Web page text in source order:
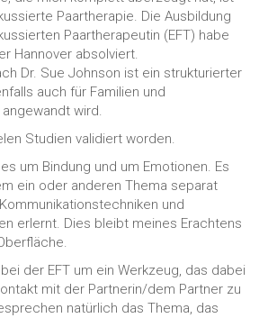
Paartherapie. Die Ausbildung
Paartherapeutin (EFT) habe
Hannover absolviert.
Dr. Sue Johnson ist ein strukturierter
auch für Familien und
wird.
Studien validiert worden.
um Bindung und um Emotionen. Es
ein oder anderen Thema separat
und
erlernt. Dies bleibt meines Erachtens
der EFT um ein Werkzeug, das dabei
mit der Partnerin/dem Partner zu
natürlich das Thema, das